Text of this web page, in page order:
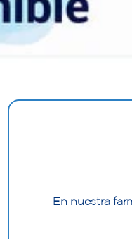
En nuestra